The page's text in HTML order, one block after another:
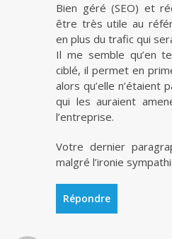
Bien géré (SEO) et
être très utile au
en plus du trafic qui
Il me semble qu’en
ciblé, il permet en
alors qu’elle n’étaient
qui les auraient
l’entreprise.
Votre dernier
malgré l’ironie
Répondre